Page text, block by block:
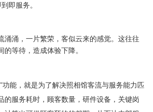
即服务。
涌涌，一片繁荣，客似云来的感觉。这往往
等待，造成体验下降。
功能，就是为了解决照相馆客流与服务能力匹
的服务耗时，顾客数量，研件设备，关键岗